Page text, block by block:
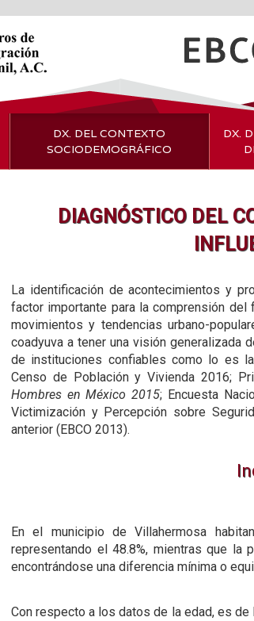
DX. DEL CONTEXTO
SOCIODEMOGRÁFICO
DX.
DIAGNÓSTICO DEL
La identificación de acontecimientos y
factor importante para la comprensión
movimientos y tendencias urbano-
coadyuva a tener una visión generalizada
de instituciones confiables como lo es la
Censo de Población y Vivienda 2016;
Hombres en México 2015; Encuesta
Victimización y Percepción sobre
anterior (EBCO 2013).
En el municipio de Villahermosa
representando el 48.8%, mientras que la
encontrándose una diferencia mínima o
Con respecto a los datos de la edad, es